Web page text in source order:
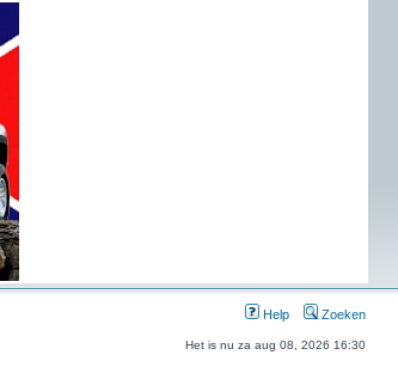
Help Zoeken
Het is nu za aug 08, 2026 16:30